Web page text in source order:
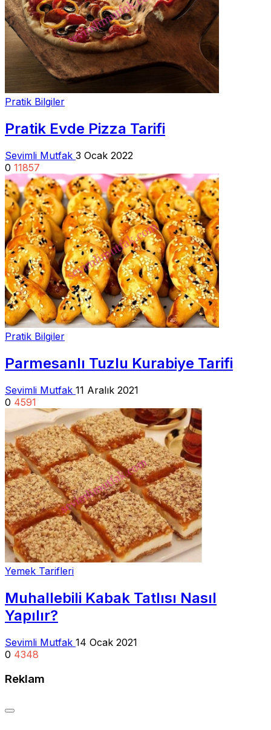
Pratik Bilgiler
Pratik Evde Pizza Tarifi
Sevimli Mutfak 3 Ocak 2022
0 11857
Pratik Bilgiler
Parmesanlı Tuzlu Kurabiye Tarifi
Sevimli Mutfak 11 Aralık 2021
0 4591
Yemek Tarifleri
Muhallebili Kabak Tatlısı Nasıl
Yapılır?
Sevimli Mutfak 14 Ocak 2021
0 4348
Reklam